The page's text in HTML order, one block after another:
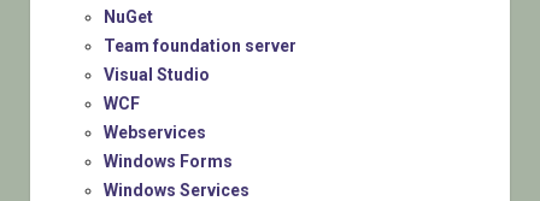
NuGet
Team foundation server
Visual Studio
WCF
Webservices
Windows Forms
Windows Services